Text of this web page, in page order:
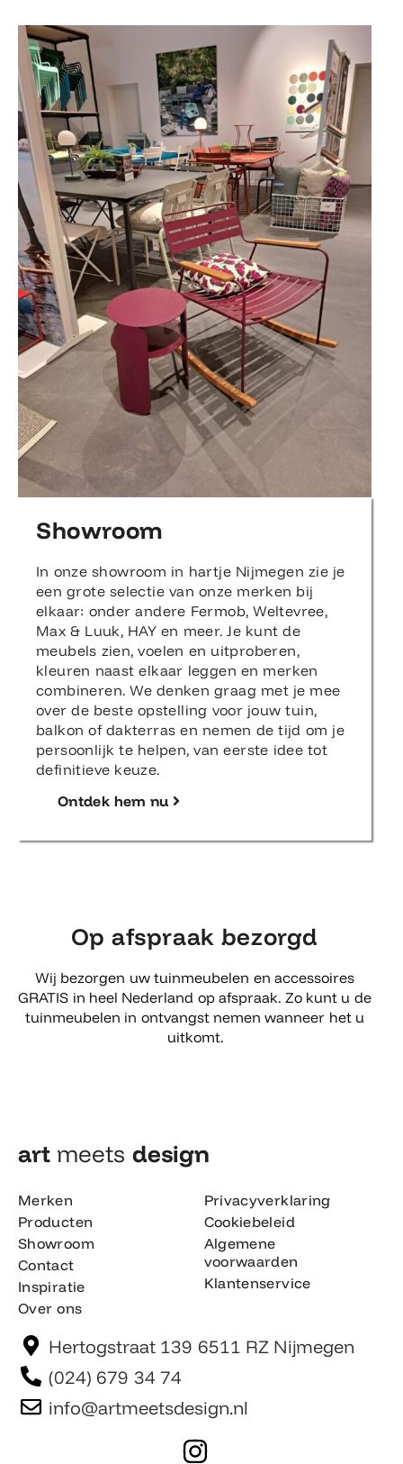
Showroom
In onze showroom in hartje Nijmegen zie je
een grote selectie van onze merken bij
elkaar: onder andere Fermob, Weltevree,
Max & Luuk, HAY en meer. Je kunt de
meubels zien, voelen en uitproberen,
kleuren naast elkaar leggen en merken
combineren. We denken graag met je mee
over de beste opstelling voor jouw tuin,
balkon of dakterras en nemen de tijd om je
persoonlijk te helpen, van eerste idee tot
definitieve keuze.
Ontdek hem nu
Op afspraak bezorgd
Wij bezorgen uw tuinmeubelen en accessoires
GRATIS in heel Nederland op afspraak. Zo kunt u de
tuinmeubelen in ontvangst nemen wanneer het u
uitkomt.
art meets design​
Merken
Producten
Showroom
Contact
Inspiratie
Over ons
Privacyverklaring
Cookiebeleid
Algemene
voorwaarden
Klantenservice
Hertogstraat 139 6511 RZ Nijmegen
(024) 679 34 74
info@artmeetsdesign.nl
I